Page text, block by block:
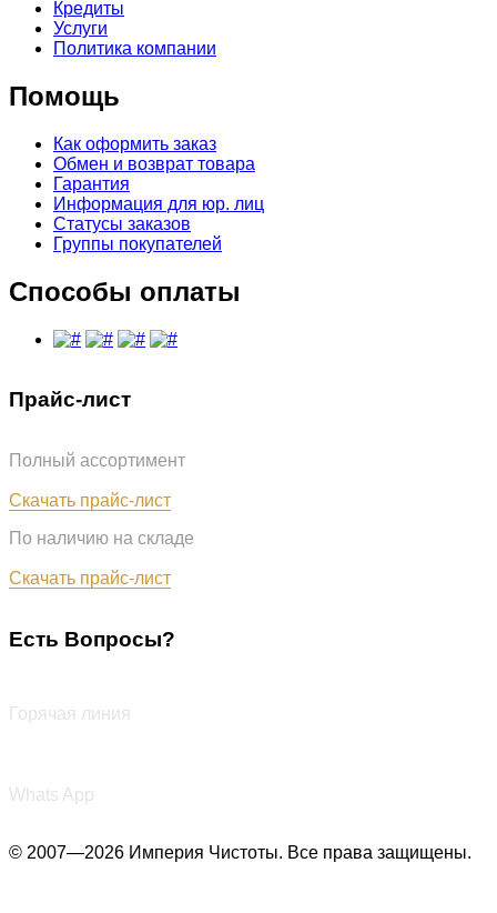
Кредиты
Услуги
Политика компании
Помощь
Как оформить заказ
Обмен и возврат товара
Гарантия
Информация для юр. лиц
Статусы заказов
Группы покупателей
Способы оплаты
Прайс-лист
Полный ассортимент
Скачать прайс-лист
По наличию на складе
Скачать прайс-лист
Есть Вопросы?
Горячая линия
Whats App
© 2007—2026 Империя Чистоты. Все права защищены.